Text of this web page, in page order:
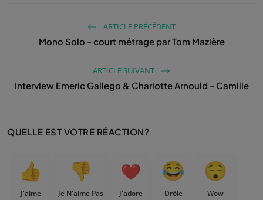
ARTICLE PRÉCÉDENT
Mono Solo - court métrage par Tom Mazière
ARTICLE SUIVANT
Interview Emeric Gallego & Charlotte Arnould - Camille
QUELLE EST VOTRE RÉACTION?
J'aime Je N'aime Pas J'adore Drôle Wow